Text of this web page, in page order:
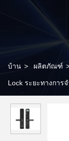
บ้าน > ผลิตภัณฑ์
Lock ระยะทางการ